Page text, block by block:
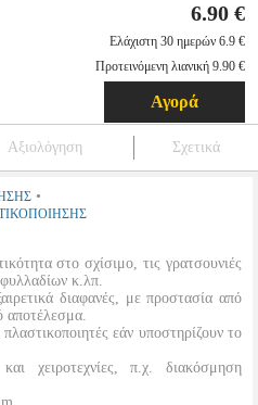
6.90 €
Ελάχιστη 30 ημερών 6.9 €
Προτεινόμενη λιανική 9.90 €
Αγορά
Αξιολόγηση Σχετικά
•
στο σχίσιμο, τις γρατσουνιές
κ.λπ.
διαφανές, με προστασία από
αποτέλεσμα.
εάν υποστηρίζουν το
χειροτεχνίες, π.χ. διακόσμηση